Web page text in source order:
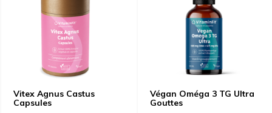
Vitex Agnus Castus
Capsules
Végan Oméga 3 TG Ultra
Gouttes